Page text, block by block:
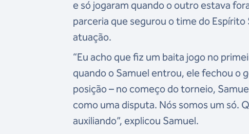
e só jogaram quando o outro estava
parceria que segurou o time do Espírito
atuação.
“Eu acho que fiz um baita jogo no
quando o Samuel entrou, ele fechou o
posição – no começo do torneio,
como uma disputa. Nós somos um só.
auxiliando”, explicou Samuel.